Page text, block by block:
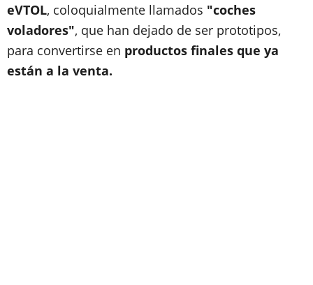
eVTOL, coloquialmente llamados "coches
voladores", que han dejado de ser prototipos,
para convertirse en productos finales que ya
están a la venta.